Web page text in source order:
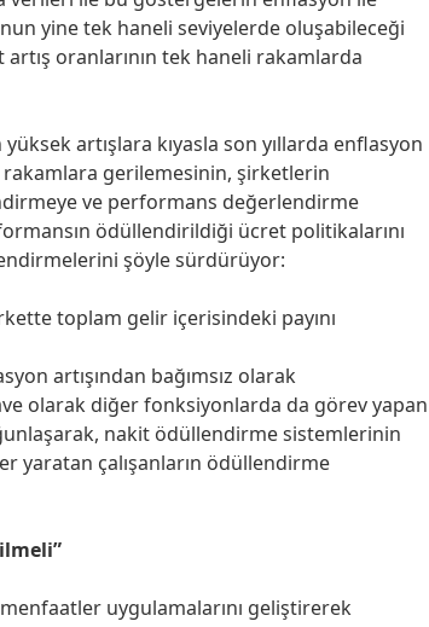
yine tek haneli seviyelerde oluşabileceği
oranlarının tek haneli rakamlarda
artışlara kıyasla son yıllarda enflasyon
rakamlara gerilemesinin, şirketlerin
ve performans değerlendirme
ödüllendirildiği ücret politikalarını
şöyle sürdürüyor:
toplam gelir içerisindeki payını
artışından bağımsız olarak
olarak diğer fonksiyonlarda da görev yapan
nakit ödüllendirme sistemlerinin
yaratan çalışanların ödüllendirme
uygulamalarını geliştirerek